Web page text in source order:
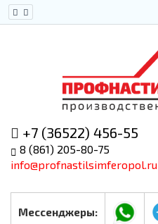
+7 (36522) 456-55
8 (861) 205-80-75
info@profnastilsimferopol.ru
Мессенджеры: